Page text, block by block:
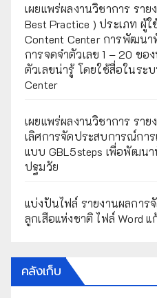
เผยแพร่ผลงานวิชาการ รา
Best Practice ) ประเภท ผู้
Content Center การพัฒน
การจดจำตัวเลข 1 – 20 ขอ
ตัวเลขน่ารู้ โดยใช้สื่อในระ
Center
เผยแพร่ผลงานวิชาการ รา
เลิศการจัดประสบการณ์กา
แบบ GBL5steps เพื่อพัฒน
ปฐมวัย
แบ่งปันไฟล์ รายงานผลกา
ลูกเสือแห่งชาติ ไฟล์ Word แ
คลังเก็บ